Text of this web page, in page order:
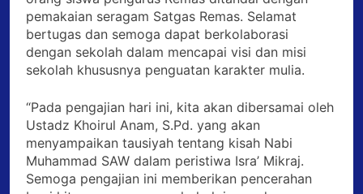
pemakaian seragam Satgas Remas. Selamat
bertugas dan semoga dapat berkolaborasi
dengan sekolah dalam mencapai visi dan misi
sekolah khususnya penguatan karakter mulia.
“Pada pengajian hari ini, kita akan dibersamai oleh
Ustadz Khoirul Anam, S.Pd. yang akan
menyampaikan tausiyah tentang kisah Nabi
Muhammad SAW dalam peristiwa Isra’ Mikraj.
Semoga pengajian ini memberikan pencerahan